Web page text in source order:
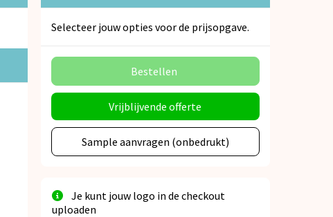
Selecteer jouw opties voor de prijsopgave.
Bestellen
Vrijblijvende offerte
Sample aanvragen (onbedrukt)
Je kunt jouw logo in de checkout
uploaden